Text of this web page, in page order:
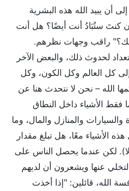
أن يبيد الله هذه البشرية
كنتَ ستُبَادُ أنت أيضًا؟ هل أنت
راقب وجهات نظرهم.
لحدوث ذلك، والبعض الآخر
كل العالم وكل الكون، وكل
الله – نحن لا نتحدث هنا عن
فقط الأشياء داخل النطاق
والمنازل والمال، وما
الأشياء معًا، هل تبلغ مقدار
لكن عندما يحصل الناس على
عنها ويشعرون أن لديهم
الله، قائلين: "إذا أخذت